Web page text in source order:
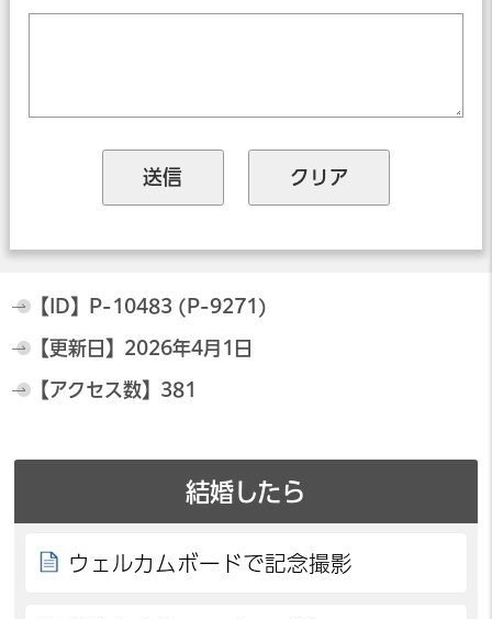
【ID】 P-10483 (P-9271)
【更新日】 2026年4月1日
【アクセス数】 381
結婚したら
ウェルカムボードで記念撮影